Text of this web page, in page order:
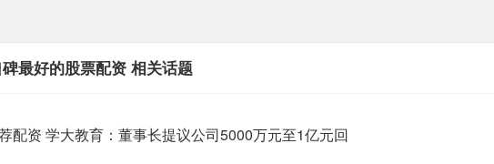
最好的股票配资 相关话题
配资 学大教育：董事长提议公司5000万元至1亿元回